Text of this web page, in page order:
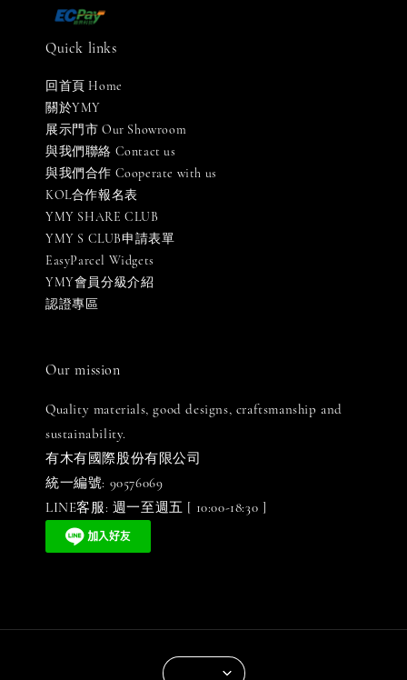
Quick links
回首頁 Home
關於YMY
展示門市 Our Showroom
與我們聯絡 Contact us
與我們合作 Cooperate with us
KOL合作報名表
YMY SHARE CLUB
YMY S CLUB申請表單
EasyParcel Widgets
YMY會員分級介紹
認證專區
Our mission
Quality materials, good designs, craftsmanship and
sustainability.
有木有國際股份有限公司
統一編號: 90576069
LINE客服: 週一至週五 [ 10:00-18:30 ]